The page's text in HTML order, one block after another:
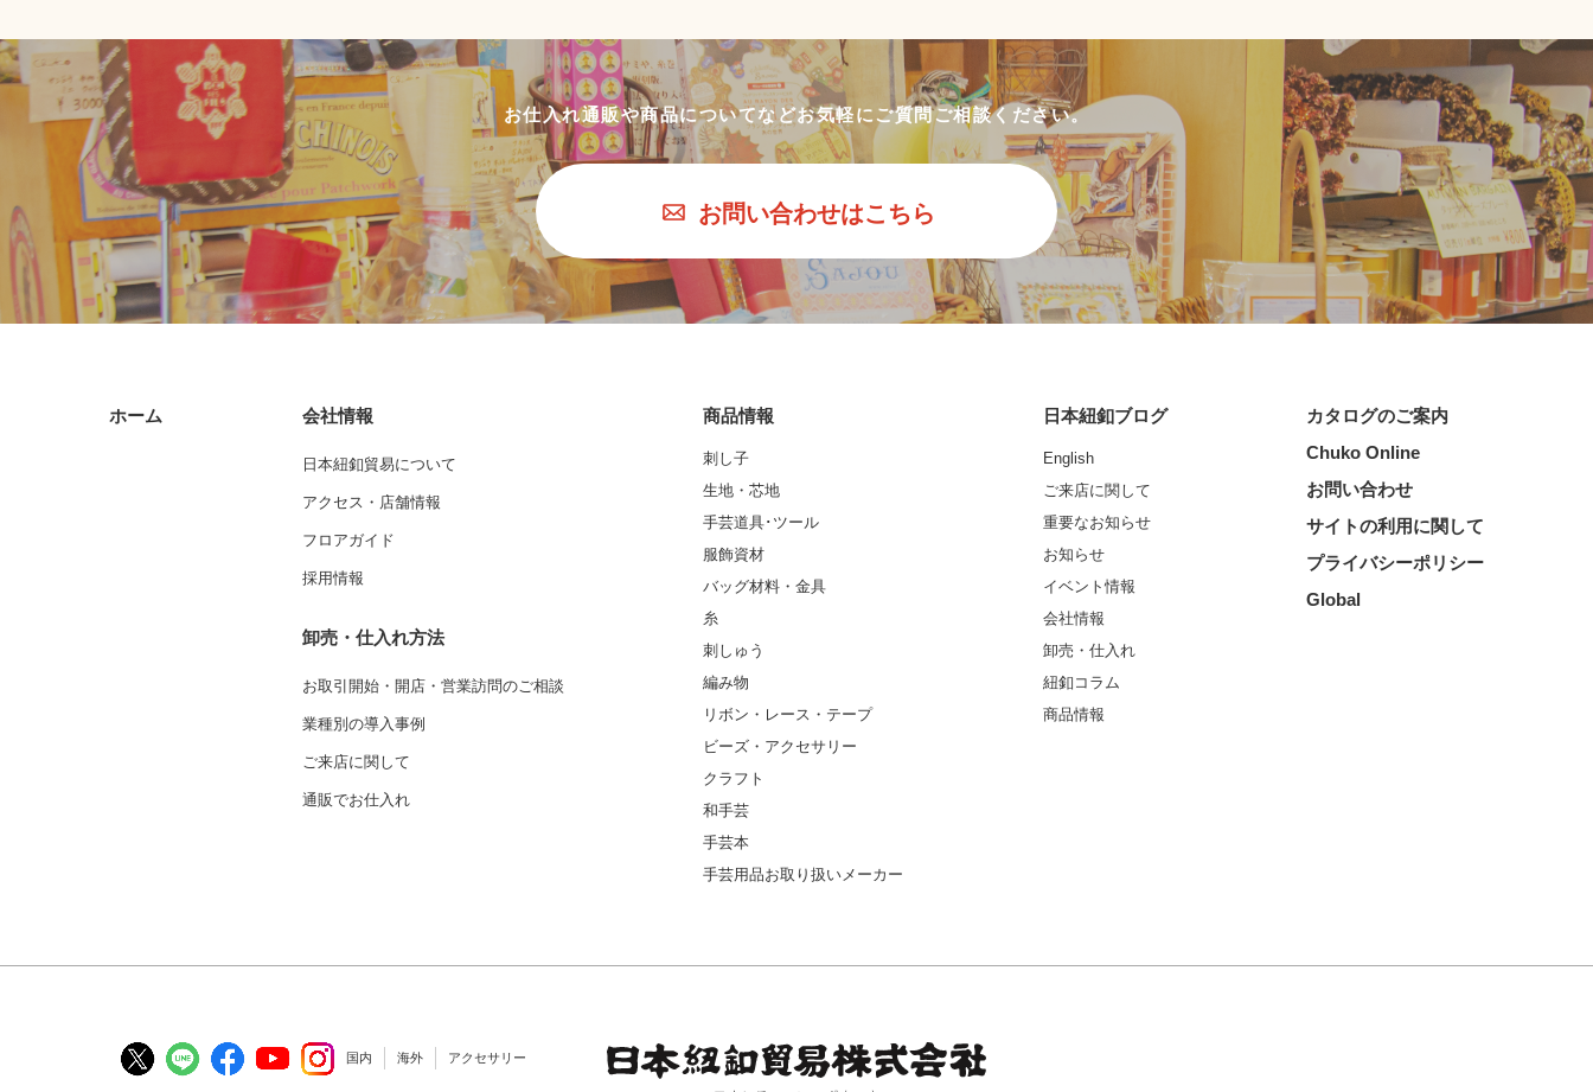
お仕入れ通販や商品についてなどお気軽にご質問ご相談ください。
お問い合わせはこちら
ホーム 会社情報
日本紐釦貿易について
アクセス・店舗情報
フロアガイド
採用情報
卸売・仕入れ方法
お取引開始・開店・営業訪問のご相談
業種別の導入事例
ご来店に関して
通販でお仕入れ
商品情報
刺し子
生地・芯地
手芸道具･ツール
服飾資材
バッグ材料・金具
糸
刺しゅう
編み物
リボン・レース・テープ
ビーズ・アクセサリー
クラフト
和手芸
手芸本
手芸用品お取り扱いメーカー
日本紐釦ブログ
English
ご来店に関して
重要なお知らせ
お知らせ
イベント情報
会社情報
卸売・仕入れ
紐釦コラム
商品情報
カタログのご案内
Chuko Online
お問い合わせ
サイトの利用に関して
プライバシーポリシー
Global
国内 海外 アクセサリー